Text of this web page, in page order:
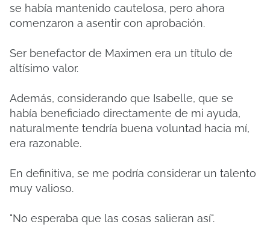
se había mantenido cautelosa, pero ahora
comenzaron a asentir con aprobación.
Ser benefactor de Maximen era un título de
altísimo valor.
Además, considerando que Isabelle, que se
había beneficiado directamente de mi ayuda,
naturalmente tendría buena voluntad hacia mí,
era razonable.
En definitiva, se me podría considerar un talento
muy valioso.
"No esperaba que las cosas salieran así".